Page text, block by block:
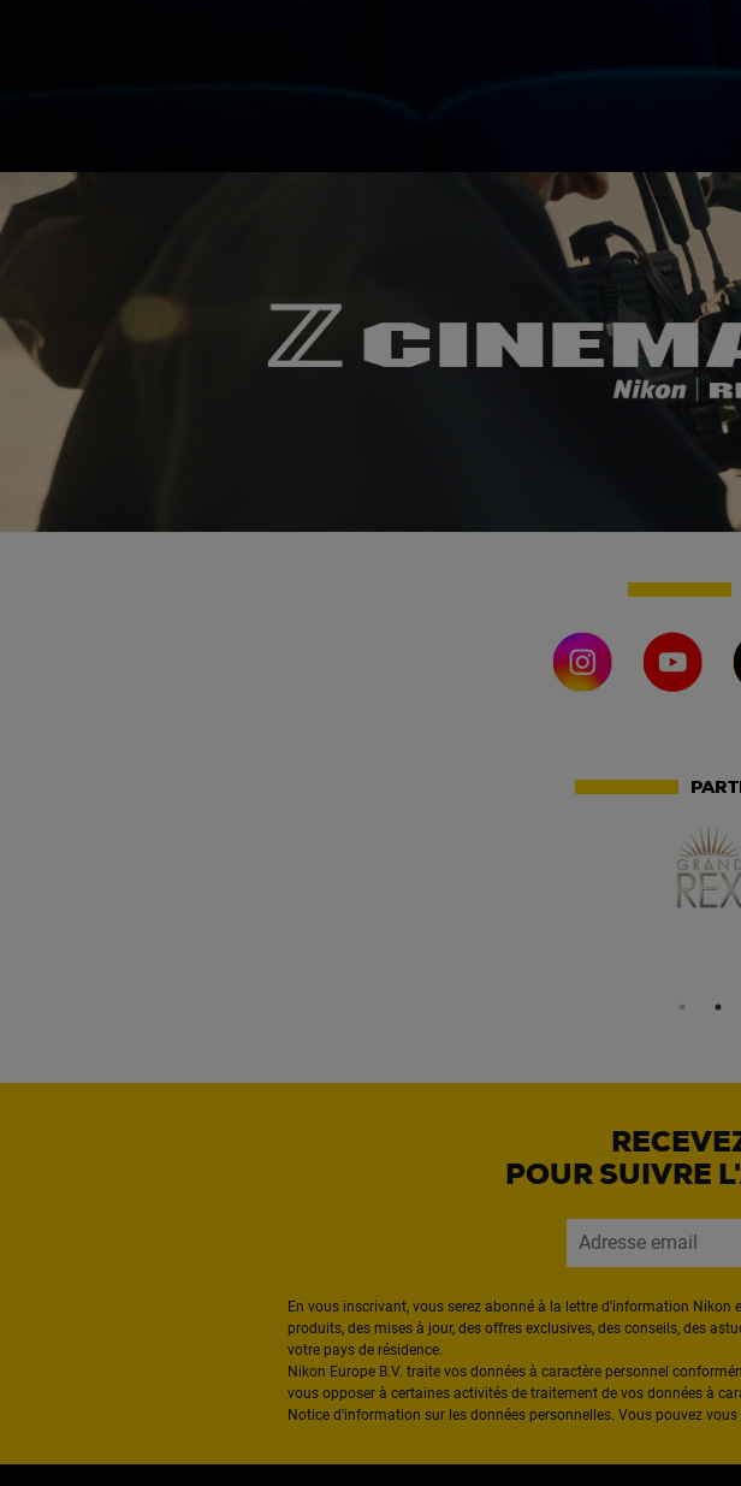
POUR SUIVRE
En vous inscrivant, vous serez abonné à la lettre d'information Nikon
produits, des mises à jour, des offres exclusives, des conseils, des
votre pays de résidence.
Nikon Europe B.V. traite vos données à caractère personnel
vous opposer à certaines activités de traitement de vos données à
Notice d'information sur les données personnelles. Vous pouvez